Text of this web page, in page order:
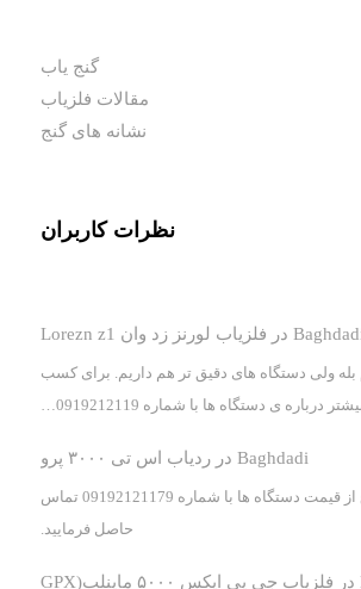
گنج یاب
مقالات فلزیاب
نشانه های گنج
نظرات کاربران
در فلزیاب لورنز زد وان Lorezn z1
بله ولی دستگاه های دقیق تر هم داریم. برای کسب
درباره ی دستگاه ها با شماره 0919212119…
Baghdadi درردیاب اس تی ۳۰۰۰ پرو
برای اطلاع از قیمت دستگاه ها با شماره 09192121179 تماس
حاصل فرمایید.
در
فلزیاب جی پی ایکس ۵۰۰۰ ماینلب(GPX